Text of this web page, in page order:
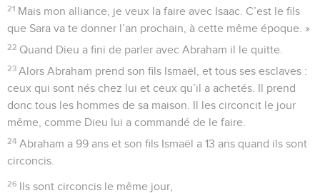
21 Mais mon alliance, je veux la faire avec Isaac. C’est le fils
que Sara va te donner l’an prochain, à cette même époque. »
22 Quand Dieu a fini de parler avec Abraham il le quitte.
23 Alors Abraham prend son fils Ismaël, et tous ses esclaves :
ceux qui sont nés chez lui et ceux qu’il a achetés. Il prend
donc tous les hommes de sa maison. Il les circoncit le jour
même, comme Dieu lui a commandé de le faire.
24 Abraham a 99 ans et son fils Ismaël a 13 ans quand ils sont
circoncis.
26 Ils sont circoncis le même jour,